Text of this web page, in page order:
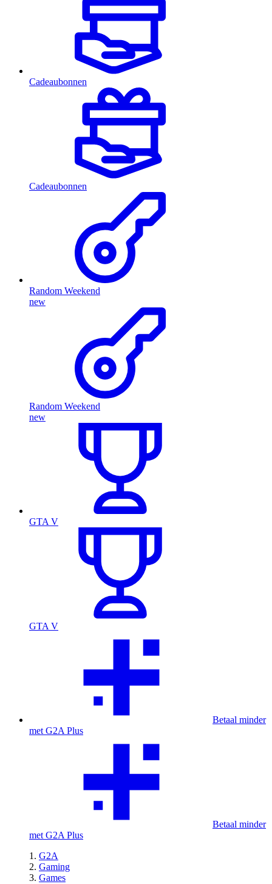
Cadeaubonnen
Cadeaubonnen
Random Weekend
new
Random Weekend
new
GTA V
GTA V
Betaal minder
met G2A Plus
Betaal minder
met G2A Plus
G2A
Gaming
Games